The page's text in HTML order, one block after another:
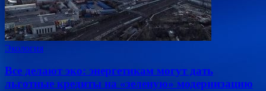
Экология
Все делают эко: энергетикам могут дать
льготные кредиты на «зеленую» модернизацию